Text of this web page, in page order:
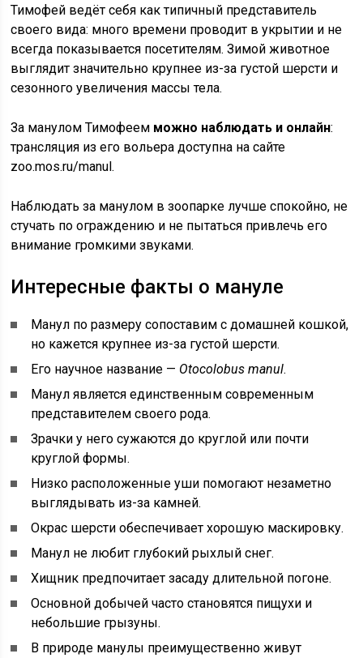
Тимофей ведёт себя как типичный представитель
своего вида: много времени проводит в укрытии и не
всегда показывается посетителям. Зимой животное
выглядит значительно крупнее из-за густой шерсти и
сезонного увеличения массы тела.
За манулом Тимофеем можно наблюдать и онлайн:
трансляция из его вольера доступна на сайте
zoo.mos.ru/manul.
Наблюдать за манулом в зоопарке лучше спокойно, не
стучать по ограждению и не пытаться привлечь его
внимание громкими звуками.
Интересные факты о мануле
Манул по размеру сопоставим с домашней кошкой,
но кажется крупнее из-за густой шерсти.
Его научное название — Otocolobus manul.
Манул является единственным современным
представителем своего рода.
Зрачки у него сужаются до круглой или почти
круглой формы.
Низко расположенные уши помогают незаметно
выглядывать из-за камней.
Окрас шерсти обеспечивает хорошую маскировку.
Манул не любит глубокий рыхлый снег.
Хищник предпочитает засаду длительной погоне.
Основной добычей часто становятся пищухи и
небольшие грызуны.
В природе манулы преимущественно живут